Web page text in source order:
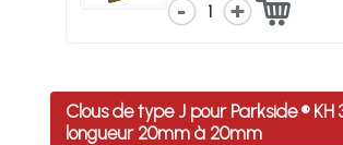
1
Clous de type J pour Parkside ® KH
longueur 20mm à 20mm